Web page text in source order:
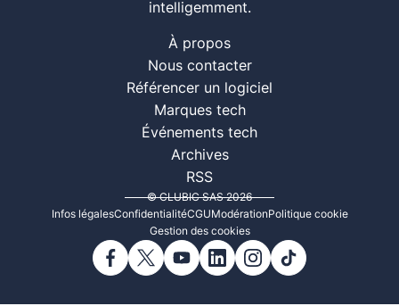
intelligemment.
À propos
Nous contacter
Référencer un logiciel
Marques tech
Événements tech
Archives
RSS
© CLUBIC SAS 2026
Infos légalesConfidentialitéCGUModérationPolitique cookie
Gestion des cookies